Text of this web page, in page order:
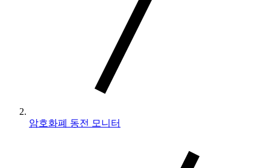
암호화폐 동전 모니터